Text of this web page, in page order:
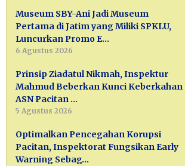
Museum SBY-Ani Jadi Museum
Pertama di Jatim yang Miliki SPKLU,
Luncurkan Promo E…
6 Agustus 2026
Prinsip Ziadatul Nikmah, Inspektur
Mahmud Beberkan Kunci Keberkahan
ASN Pacitan …
5 Agustus 2026
Optimalkan Pencegahan Korupsi
Pacitan, Inspektorat Fungsikan Early
Warning Sebag…